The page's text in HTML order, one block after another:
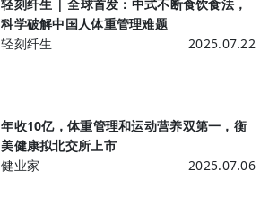
轻刻纤生 | 全球首发：中式不断食饮食法，
科学破解中国人体重管理难题
轻刻纤生
2025.07.22
年收10亿，体重管理和运动营养双第一，衡
美健康拟北交所上市
健业家
2025.07.06